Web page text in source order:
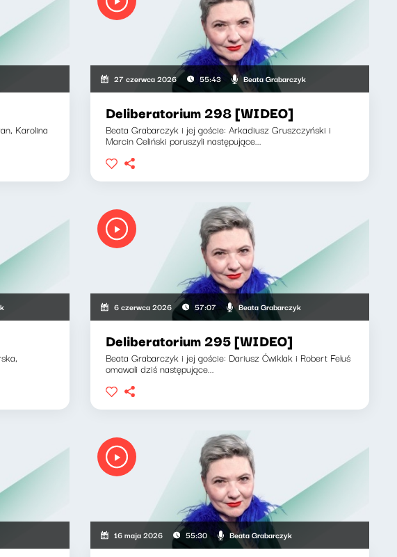
Karolina
27 czerwca 2026 55:43 Beata Grabarczyk
Deliberatorium 298 [WIDEO]
Beata Grabarczyk i jej goście: Arkadiusz Gruszczyński i
Marcin Celiński poruszyli następujące...
6 czerwca 2026 57:07 Beata Grabarczyk
Deliberatorium 295 [WIDEO]
Beata Grabarczyk i jej goście: Dariusz Ćwiklak i Robert Feluś
omawali dziś następujące...
16 maja 2026 55:30 Beata Grabarczyk